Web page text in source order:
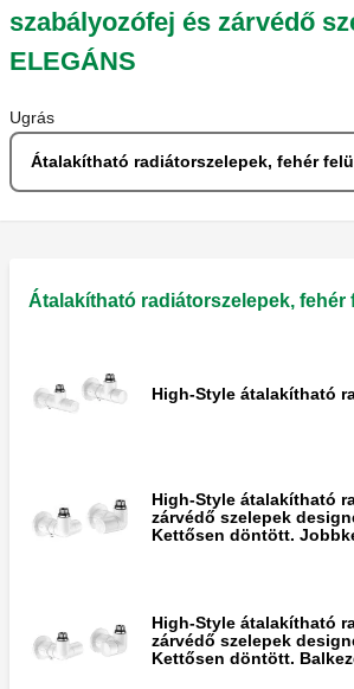
szabályozófej és zárvédő
ELEGÁNS
Ugrás
Átalakítható radiátorszelepek, fehér
Átalakítható radiátorszelepek, fehér
High-Style átalakítható
High-Style átalakítható
zárvédő szelepek
Kettősen döntött.
High-Style átalakítható
zárvédő szelepek
Kettősen döntött.